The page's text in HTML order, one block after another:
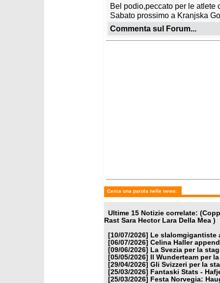
Bel podio,peccato per le atlete
Sabato prossimo a Kranjska
Commenta sul Forum...
Cerca una parola nelle news:
Ultime 15 Notizie correlate:
Rast Sara Hector Lara Della Mea )
[10/07/2026]
Le
[06/07/2026] Celina Haller
[09/06/2026]
La Svezia per la
[05/05/2026]
Il Wunderteam per
[29/04/2026] Gli Svizzeri per la
[25/03/2026]
Fantaski Stats -
[25/03/2026]
Festa Norvegia: